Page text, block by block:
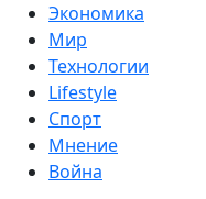
Экономика
Мир
Технологии
Lifestyle
Спорт
Мнение
Война